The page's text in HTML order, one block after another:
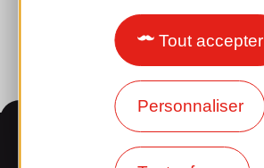
Tout accepter
Personnaliser
Espace presse
Informations